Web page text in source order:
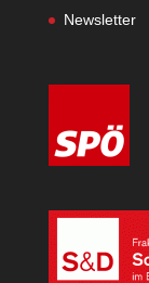
Newsletter